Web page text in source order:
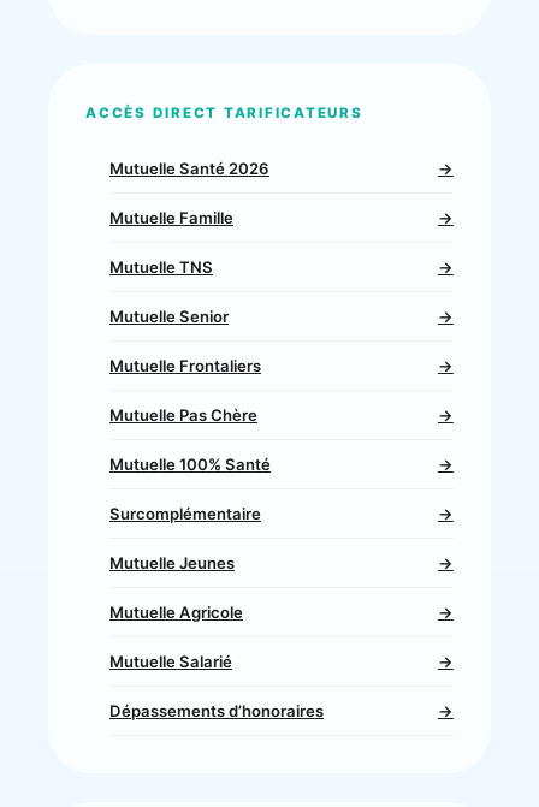
ACCÈS DIRECT TARIFICATEURS
Mutuelle Santé 2026 →
Mutuelle Famille →
Mutuelle TNS →
Mutuelle Senior →
Mutuelle Frontaliers →
Mutuelle Pas Chère →
Mutuelle 100% Santé →
Surcomplémentaire →
Mutuelle Jeunes →
Mutuelle Agricole →
Mutuelle Salarié →
Dépassements d’honoraires →